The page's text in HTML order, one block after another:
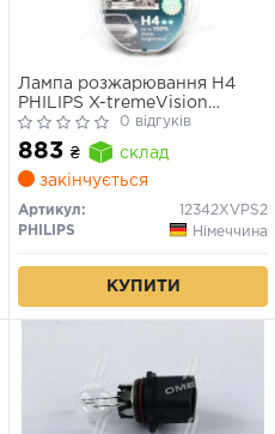
Лампа розжарювання H4
PHILIPS X-tremeVision
Pro+150 12V 60/55W
(комплект 2шт.)
0 відгуків
883 ₴
склад
закінчується
Артикул:
12342XVPS2
PHILIPS
Німеччина
КУПИТИ